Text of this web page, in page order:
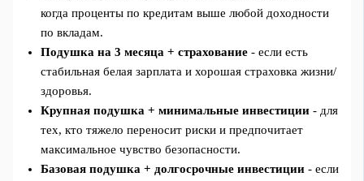
когда проценты по кредитам выше любой доходности
по вкладам.
Подушка на 3 месяца + страхование - если есть
стабильная белая зарплата и хорошая страховка жизни/
здоровья.
Крупная подушка + минимальные инвестиции - для
тех, кто тяжело переносит риски и предпочитает
максимальное чувство безопасности.
Базовая подушка + долгосрочные инвестиции - если